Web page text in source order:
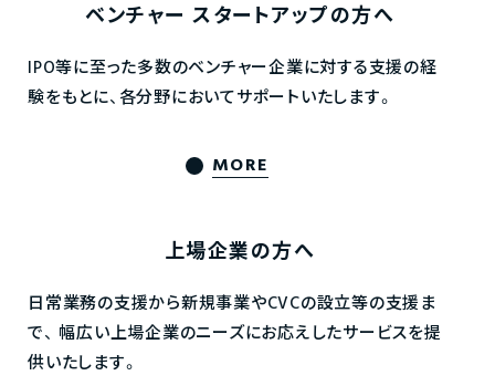
ベンチャー スタートアップの方へ
IPO等に至った多数のベンチャー企業に対する支援の経
験をもとに、各分野においてサポートいたします。
MORE
上場企業の方へ
日常業務の支援から新規事業やCVCの設立等の支援ま
で、 幅広い上場企業のニーズにお応えしたサービスを提
供いたします。